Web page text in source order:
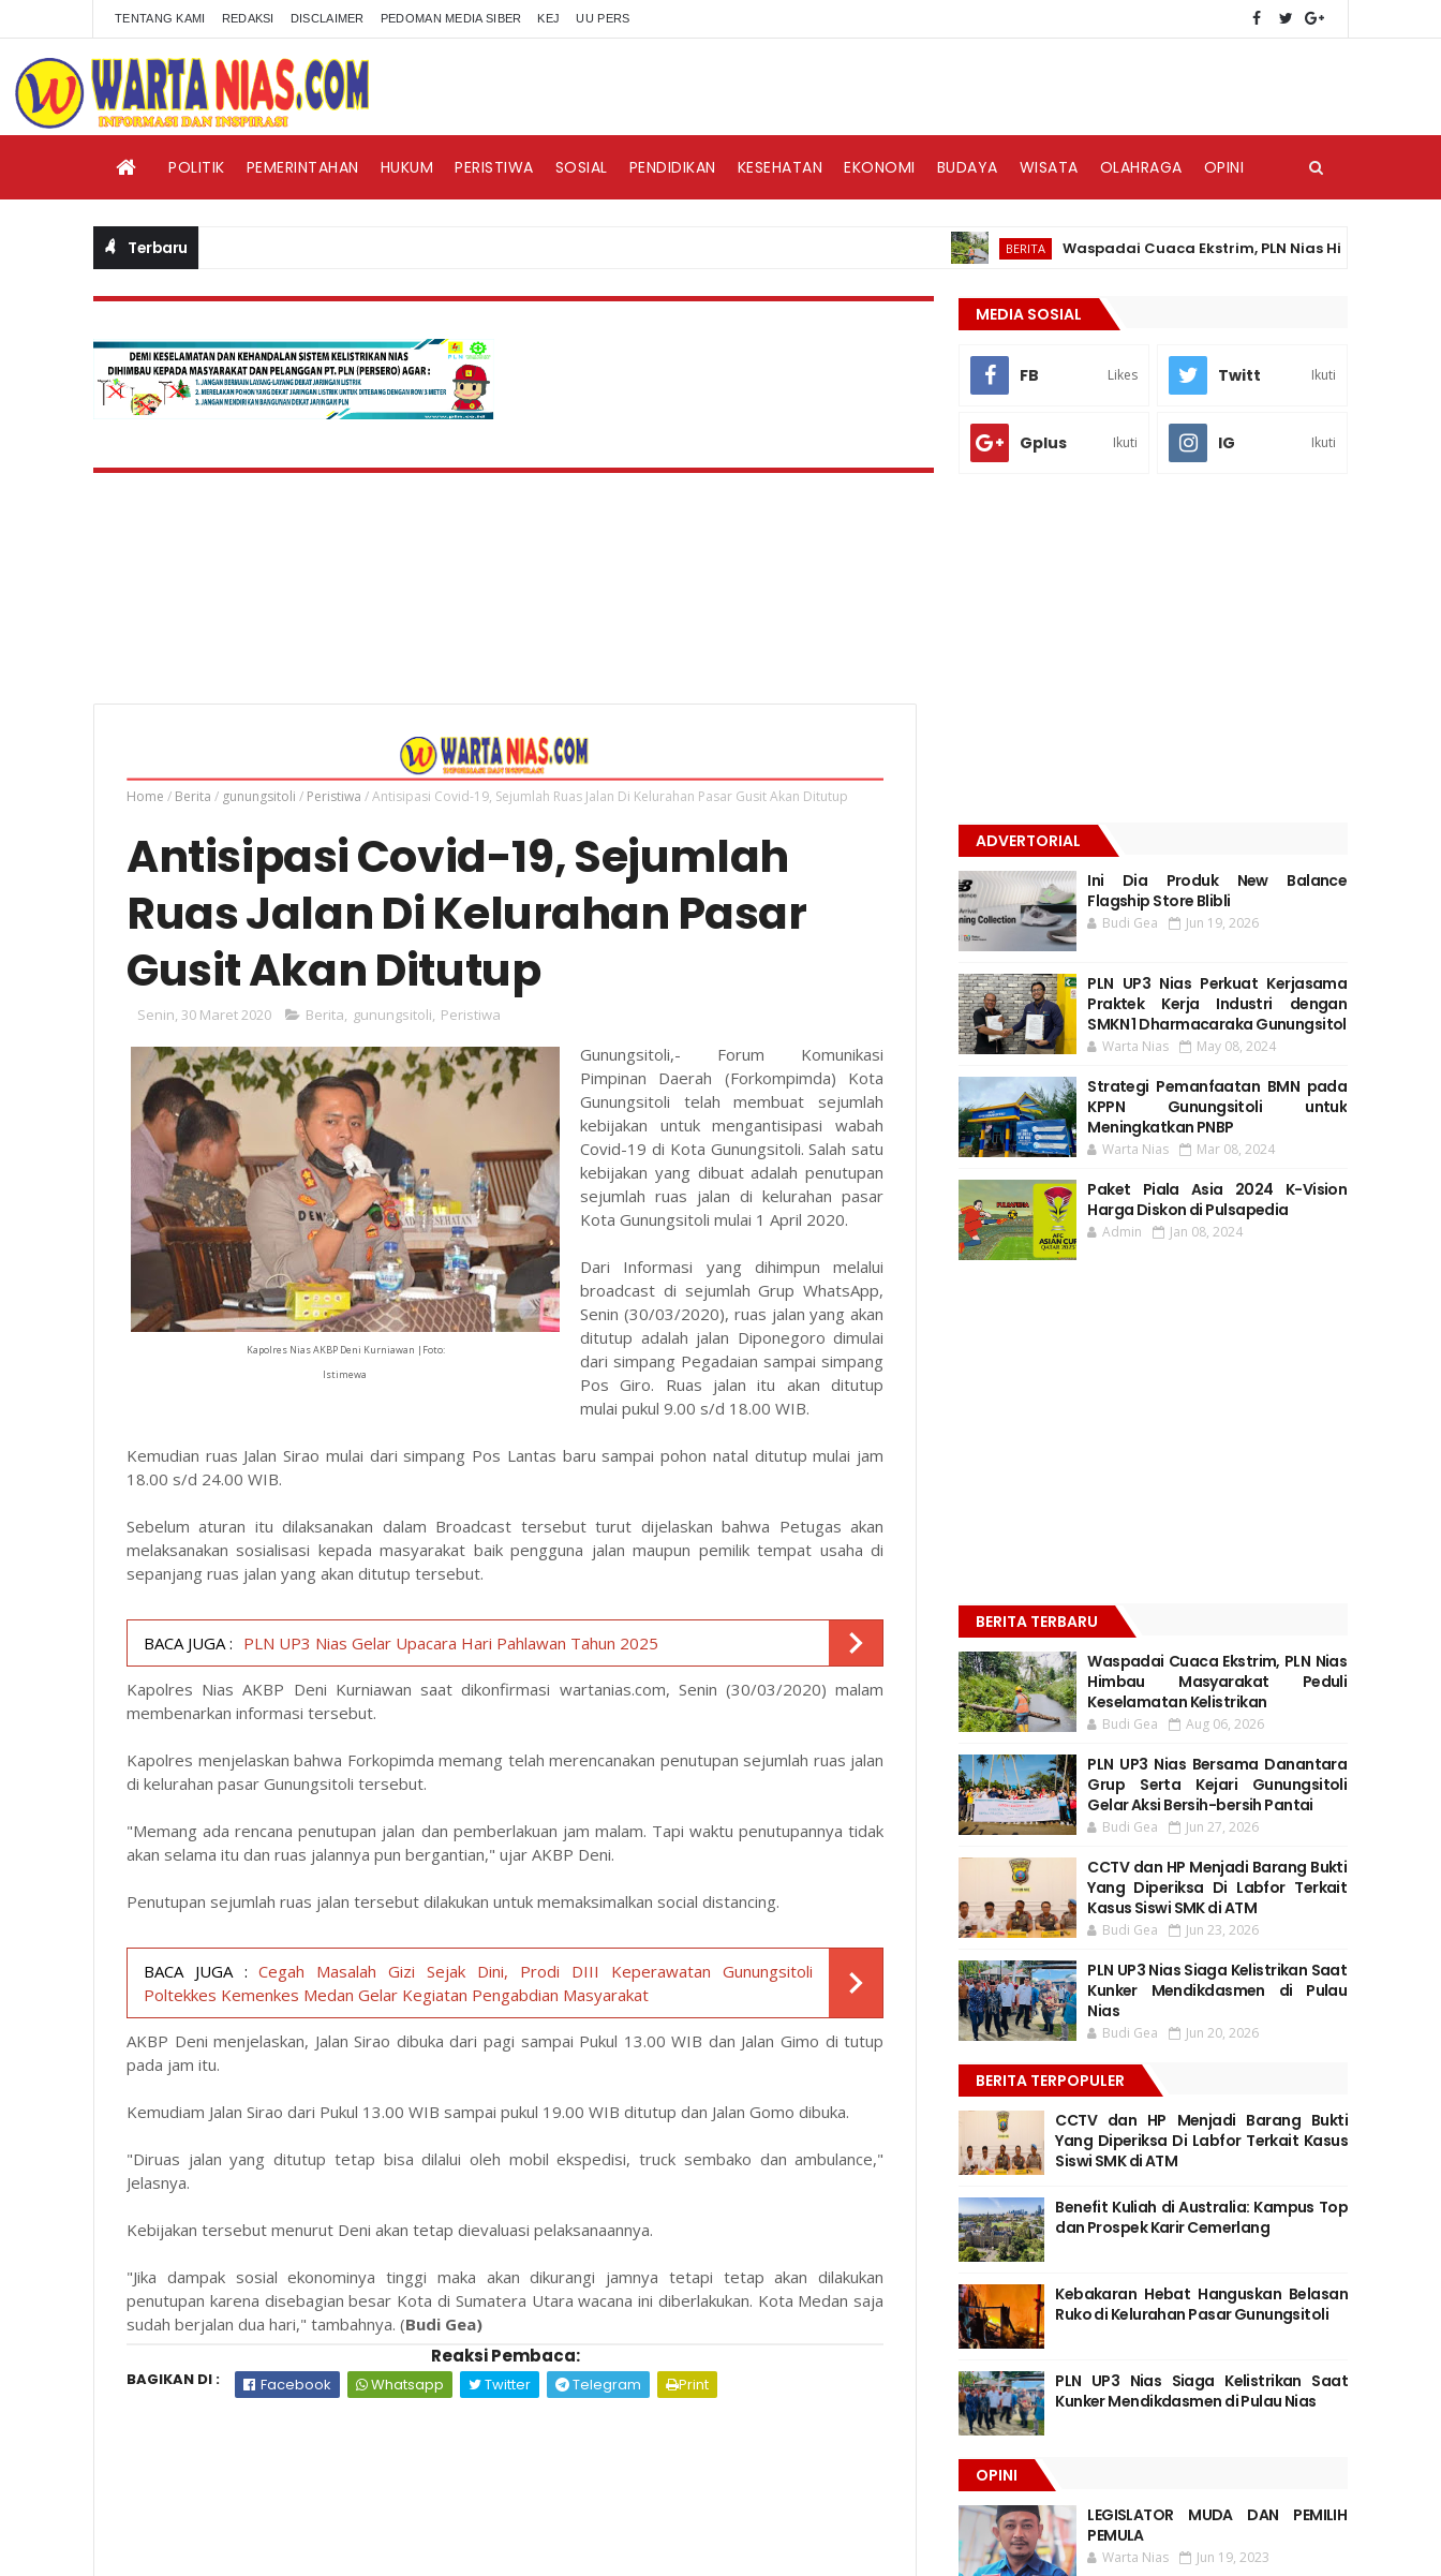
TENTANG KAMI REDAKSI DISCLAIMER PEDOMAN MEDIA SIBER KEJ UU PERS
POLITIK PEMERINTAHAN HUKUM PERISTIWA SOSIAL PENDIDIKAN KESEHATAN EKONOMI BUDAYA WISATA OLAHRAGA OPINI
Terbaru BERITA Waspadai Cuaca Ekstrim, PLN Nias Himbau Masyarakat
Home / Berita / gunungsitoli / Peristiwa /Antisipasi Covid-19, Sejumlah Ruas Jalan Di Kelurahan Pasar Gusit Akan Ditutup
Antisipasi Covid-19, Sejumlah
Ruas Jalan Di Kelurahan Pasar
Gusit Akan Ditutup
Senin, 30 Maret 2020 Berita gunungsitoli Peristiwa
Kapolres Nias AKBP Deni Kurniawan |Foto:
Istimewa
Gunungsitoli,- Forum Komunikasi
Pimpinan Daerah (Forkompimda) Kota
Gunungsitoli telah membuat sejumlah
kebijakan untuk mengantisipasi wabah
Covid-19 di Kota Gunungsitoli. Salah satu
kebijakan yang dibuat adalah penutupan
sejumlah ruas jalan di kelurahan pasar
Kota Gunungsitoli mulai 1 April 2020.
Dari Informasi yang dihimpun melalui
broadcast di sejumlah Grup WhatsApp,
Senin (30/03/2020), ruas jalan yang akan
ditutup adalah jalan Diponegoro dimulai
dari simpang Pegadaian sampai simpang
Pos Giro. Ruas jalan itu akan ditutup
mulai pukul 9.00 s/d 18.00 WIB.
Kemudian ruas Jalan Sirao mulai dari simpang Pos Lantas baru sampai pohon natal ditutup mulai jam
18.00 s/d 24.00 WIB.
Sebelum aturan itu dilaksanakan dalam Broadcast tersebut turut dijelaskan bahwa Petugas akan
melaksanakan sosialisasi kepada masyarakat baik pengguna jalan maupun pemilik tempat usaha di
sepanjang ruas jalan yang akan ditutup tersebut.
BACA JUGA : PLN UP3 Nias Gelar Upacara Hari Pahlawan Tahun 2025
Kapolres Nias AKBP Deni Kurniawan saat dikonfirmasi wartanias.com, Senin (30/03/2020) malam
membenarkan informasi tersebut.
Kapolres menjelaskan bahwa Forkopimda memang telah merencanakan penutupan sejumlah ruas jalan
di kelurahan pasar Gunungsitoli tersebut.
"Memang ada rencana penutupan jalan dan pemberlakuan jam malam. Tapi waktu penutupannya tidak
akan selama itu dan ruas jalannya pun bergantian," ujar AKBP Deni.
Penutupan sejumlah ruas jalan tersebut dilakukan untuk memaksimalkan social distancing.
BACA JUGA : Cegah Masalah Gizi Sejak Dini, Prodi DIII Keperawatan Gunungsitoli
Poltekkes Kemenkes Medan Gelar Kegiatan Pengabdian Masyarakat
AKBP Deni menjelaskan, Jalan Sirao dibuka dari pagi sampai Pukul 13.00 WIB dan Jalan Gimo di tutup
pada jam itu.
Kemudiam Jalan Sirao dari Pukul 13.00 WIB sampai pukul 19.00 WIB ditutup dan Jalan Gomo dibuka.
"Diruas jalan yang ditutup tetap bisa dilalui oleh mobil ekspedisi, truck sembako dan ambulance,"
Jelasnya.
Kebijakan tersebut menurut Deni akan tetap dievaluasi pelaksanaannya.
"Jika dampak sosial ekonominya tinggi maka akan dikurangi jamnya tetapi tetap akan dilakukan
penutupan karena disebagian besar Kota di Sumatera Utara wacana ini diberlakukan. Kota Medan saja
sudah berjalan dua hari," tambahnya. (Budi Gea)
Reaksi Pembaca:
BAGIKAN DI : Facebook Whatsapp Twitter Telegram Print
MEDIA SOSIAL
FB Likes Twitt Ikuti
Gplus Ikuti IG Ikuti
ADVERTORIAL
Ini Dia Produk New Balance
Flagship Store Blibli
Budi Gea Jun 19, 2026
PLN UP3 Nias Perkuat Kerjasama
Praktek Kerja Industri dengan
SMKN 1 Dharmacaraka Gunungsitol
Warta Nias May 08, 2024
Strategi Pemanfaatan BMN pada
KPPN Gunungsitoli untuk
Meningkatkan PNBP
Warta Nias Mar 08, 2024
Paket Piala Asia 2024 K-Vision
Harga Diskon di Pulsapedia
Admin Jan 08, 2024
BERITA TERBARU
Waspadai Cuaca Ekstrim, PLN Nias
Himbau Masyarakat Peduli
Keselamatan Kelistrikan
Budi Gea Aug 06, 2026
PLN UP3 Nias Bersama Danantara
Grup Serta Kejari Gunungsitoli
Gelar Aksi Bersih-bersih Pantai
Budi Gea Jun 27, 2026
CCTV dan HP Menjadi Barang Bukti
Yang Diperiksa Di Labfor Terkait
Kasus Siswi SMK di ATM
Budi Gea Jun 23, 2026
PLN UP3 Nias Siaga Kelistrikan Saat
Kunker Mendikdasmen di Pulau
Nias
Budi Gea Jun 20, 2026
BERITA TERPOPULER
CCTV dan HP Menjadi Barang Bukti
Yang Diperiksa Di Labfor Terkait Kasus
Siswi SMK di ATM
Benefit Kuliah di Australia: Kampus Top
dan Prospek Karir Cemerlang
Kebakaran Hebat Hanguskan Belasan
Ruko di Kelurahan Pasar Gunungsitoli
PLN UP3 Nias Siaga Kelistrikan Saat
Kunker Mendikdasmen di Pulau Nias
OPINI
LEGISLATOR MUDA DAN PEMILIH
PEMULA
Warta Nias Jun 19, 2023